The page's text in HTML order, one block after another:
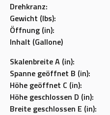
Drehkranz:
Gewicht (lbs):
Öffnung (in):
Inhalt (Gallone)
Skalenbreite A (in):
Spanne geöffnet B (in):
Höhe geöffnet C (in):
Höhe geschlossen D (in):
Breite geschlossen E (in):